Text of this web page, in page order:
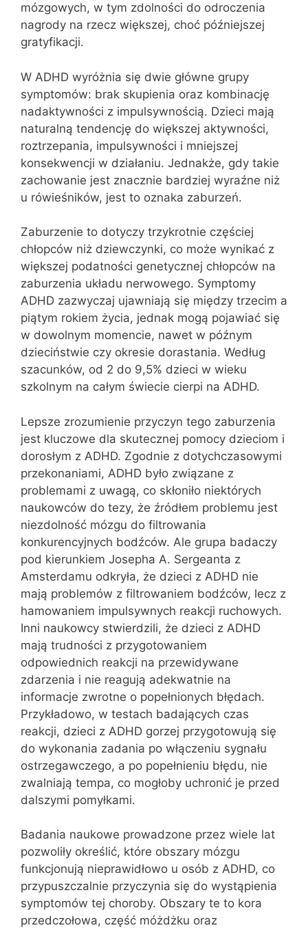
mózgowych, w tym zdolności do odroczenia
nagrody na rzecz większej, choć późniejszej
gratyfikacji.
W ADHD wyróżnia się dwie główne grupy
symptomów: brak skupienia oraz kombinację
nadaktywności z impulsywnością. Dzieci mają
naturalną tendencję do większej aktywności,
roztrzepania, impulsywności i mniejszej
konsekwencji w działaniu. Jednakże, gdy takie
zachowanie jest znacznie bardziej wyraźne niż
u rówieśników, jest to oznaka zaburzeń.
Zaburzenie to dotyczy trzykrotnie częściej
chłopców niż dziewczynki, co może wynikać z
większej podatności genetycznej chłopców na
zaburzenia układu nerwowego. Symptomy
ADHD zazwyczaj ujawniają się między trzecim a
piątym rokiem życia, jednak mogą pojawiać się
w dowolnym momencie, nawet w późnym
dzieciństwie czy okresie dorastania. Według
szacunków, od 2 do 9,5% dzieci w wieku
szkolnym na całym świecie cierpi na ADHD.
Lepsze zrozumienie przyczyn tego zaburzenia
jest kluczowe dla skutecznej pomocy dzieciom i
dorosłym z ADHD. Zgodnie z dotychczasowymi
przekonaniami, ADHD było związane z
problemami z uwagą, co skłoniło niektórych
naukowców do tezy, że źródłem problemu jest
niezdolność mózgu do filtrowania
konkurencyjnych bodźców. Ale grupa badaczy
pod kierunkiem Josepha A. Sergeanta z
Amsterdamu odkryła, że dzieci z ADHD nie
mają problemów z filtrowaniem bodźców, lecz z
hamowaniem impulsywnych reakcji ruchowych.
Inni naukowcy stwierdzili, że dzieci z ADHD
mają trudności z przygotowaniem
odpowiednich reakcji na przewidywane
zdarzenia i nie reagują adekwatnie na
informacje zwrotne o popełnionych błędach.
Przykładowo, w testach badających czas
reakcji, dzieci z ADHD gorzej przygotowują się
do wykonania zadania po włączeniu sygnału
ostrzegawczego, a po popełnieniu błędu, nie
zwalniają tempa, co mogłoby uchronić je przed
dalszymi pomyłkami.
Badania naukowe prowadzone przez wiele lat
pozwoliły określić, które obszary mózgu
funkcjonują nieprawidłowo u osób z ADHD, co
przypuszczalnie przyczynia się do wystąpienia
symptomów tej choroby. Obszary te to kora
przedczołowa, część móżdżku oraz